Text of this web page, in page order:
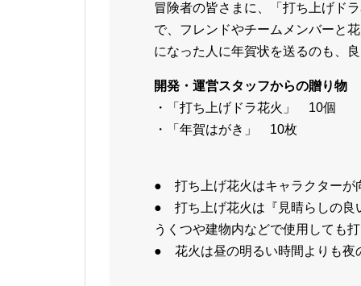
冒険者の皆さまに、「打ち上げド
で、フレンドやチームメンバーと
になった人に年賀状を送るのも、
開発・運営スタッフからの贈り物
・「打ち上げドラ花火」 10個
・「年賀はがき」 10枚
● 打ち上げ花火はキャラクターが
● 打ち上げ花火は『見晴らしの良
うくつや建物内などで使用しても
● 花火は昼の明るい時間よりも夜